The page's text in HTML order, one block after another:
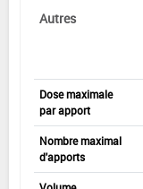
Autres
Dose maximale
par apport
Nombre maximal
d'apports